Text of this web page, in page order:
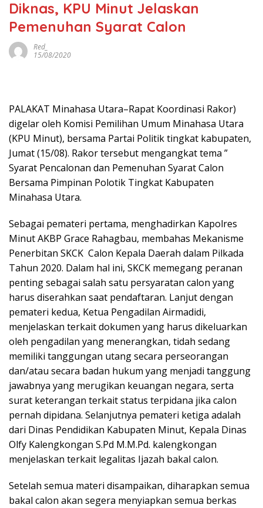
Diknas, KPU Minut Jelaskan
Pemenuhan Syarat Calon
Red_
15/08/2020
PALAKAT Minahasa Utara–Rapat Koordinasi Rakor)
digelar oleh Komisi Pemilihan Umum Minahasa Utara
(KPU Minut), bersama Partai Politik tingkat kabupaten,
Jumat (15/08). Rakor tersebut mengangkat tema ”
Syarat Pencalonan dan Pemenuhan Syarat Calon
Bersama Pimpinan Polotik Tingkat Kabupaten
Minahasa Utara.
Sebagai pemateri pertama, menghadirkan Kapolres
Minut AKBP Grace Rahagbau, membahas Mekanisme
Penerbitan SKCK Calon Kepala Daerah dalam Pilkada
Tahun 2020. Dalam hal ini, SKCK memegang peranan
penting sebagai salah satu persyaratan calon yang
harus diserahkan saat pendaftaran. Lanjut dengan
pemateri kedua, Ketua Pengadilan Airmadidi,
menjelaskan terkait dokumen yang harus dikeluarkan
oleh pengadilan yang menerangkan, tidah sedang
memiliki tanggungan utang secara perseorangan
dan/atau secara badan hukum yang menjadi tanggung
jawabnya yang merugikan keuangan negara, serta
surat keterangan terkait status terpidana jika calon
pernah dipidana. Selanjutnya pemateri ketiga adalah
dari Dinas Pendidikan Kabupaten Minut, Kepala Dinas
Olfy Kalengkongan S.Pd M.M.Pd. kalengkongan
menjelaskan terkait legalitas Ijazah bakal calon.
Setelah semua materi disampaikan, diharapkan semua
bakal calon akan segera menyiapkan semua berkas